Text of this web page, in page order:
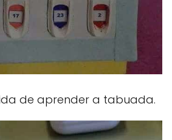
de aprender a tabuada.